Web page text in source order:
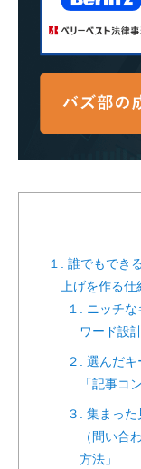
１. 誰でもでき
上げを作る仕
１. ニッチ
ワード設計
２. 選んだ
「記事コ
３. 集まっ
（問い合
方法」